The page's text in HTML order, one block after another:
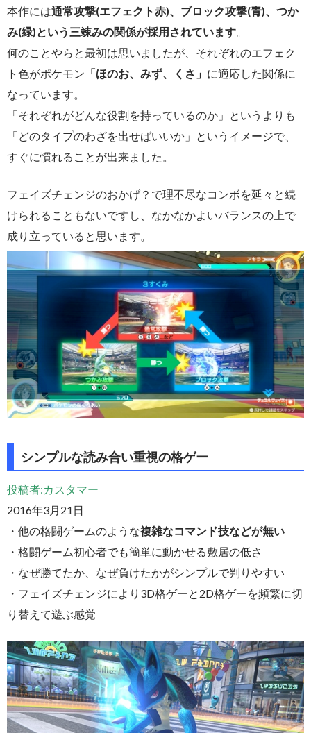
本作には通常攻撃(エフェクト赤)、ブロック攻撃(青)、つか
み(緑)という三竦みの関係が採用されています
何のことやらと最初は思いましたが、それぞれのエフェク
ト色がポケモン 「ほのお、みず、くさ」 に適応した関係に
なっています。
「それぞれがどんな役割を持っているのか」というよりも
「どのタイプのわざを出せばいいか」というイメージで、
すぐに慣れることが出来ました。
フェイズチェンジのおかげ？で理不尽なコンボを延々と続
けられることもないですし、なかなかよいバランスの上で
成り立っていると思います。
シンプルな読み合い重視の格ゲー
投稿者:カスタマー
2016年3月21日
・他の格闘ゲームのような複雑なコマンド技などが無い
・格闘ゲーム初心者でも簡単に動かせる敷居の低さ
・なぜ勝てたか、なぜ負けたかがシンプルで判りやすい
・フェイズチェンジにより3D格ゲーと2D格ゲーを頻繁に切
り替えて遊ぶ感覚